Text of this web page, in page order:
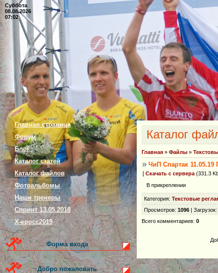
Суббота
08.08.2026
07:02
Главная страница
Форум
Блог
Каталог статей
Каталог файлов
Фотоальбомы
Наши тренеры
Спринт 13.05.2018
Х-кросс2019
Форма входа
Добро пожаловать
Каталог
Главная » Файлы »
ЧиП Спартак 11.05.19
[ Скачать с сервера (331.3
В прикреплении
Категория: Текстовые
Просмотров: 1096 | Загрузок:
Всего комментариев: 0